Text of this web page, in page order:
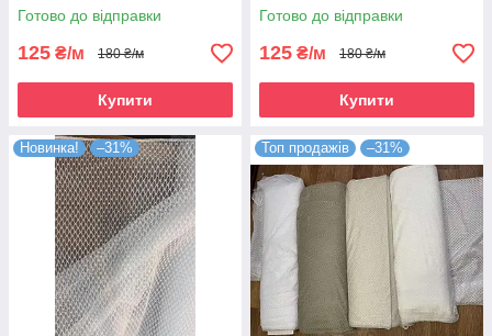
Готово до відправки
125 ₴/м 180 ₴/м
Купити
Готово до відправки
125 ₴/м 180 ₴/м
Купити
Новинка! –31% Топ продажів –31%